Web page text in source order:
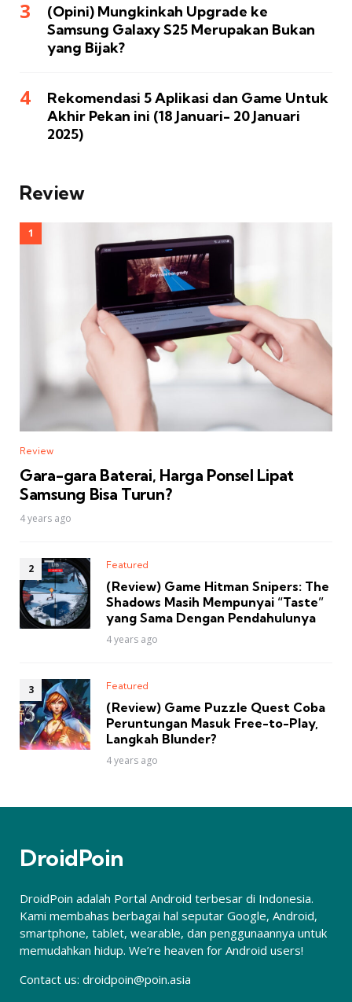
(Opini) Mungkinkah Upgrade ke
Samsung Galaxy S25 Merupakan Bukan
yang Bijak?
Rekomendasi 5 Aplikasi dan Game Untuk
Akhir Pekan ini (18 Januari- 20 Januari
2025)
Review
Review
Gara-gara Baterai, Harga Ponsel Lipat
Samsung Bisa Turun?
4 years ago
Featured
(Review) Game Hitman Snipers: The
Shadows Masih Mempunyai “Taste”
yang Sama Dengan Pendahulunya
4 years ago
Featured
(Review) Game Puzzle Quest Coba
Peruntungan Masuk Free-to-Play,
Langkah Blunder?
4 years ago
DroidPoin
DroidPoin adalah Portal Android terbesar di Indonesia.
Kami membahas berbagai hal seputar Google, Android,
smartphone, tablet, wearable, dan penggunaannya untuk
memudahkan hidup. We’re heaven for Android users!
Contact us: droidpoin@poin.asia